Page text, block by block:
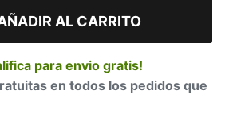
deseosAL CARRITO
para envio gratis!
en todos los pedidos que